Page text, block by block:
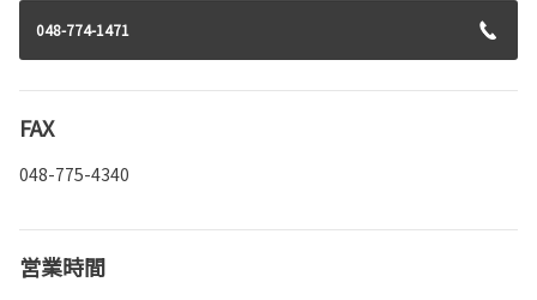
048-774-1471
FAX
048-775-4340
営業時間